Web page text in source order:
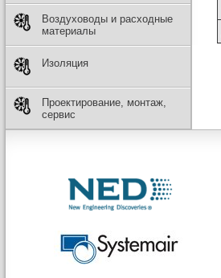
Воздуховоды и расходные
материалы
Изоляция
Проектирование, монтаж,
сервис